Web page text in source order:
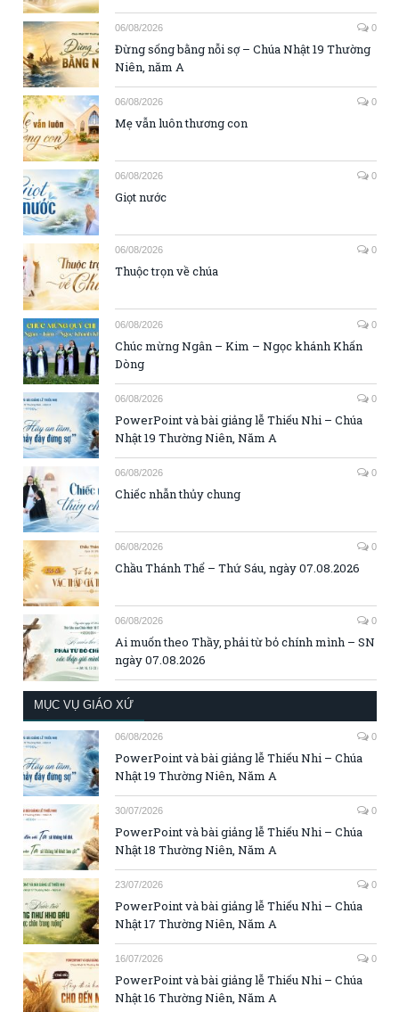
06/08/2026 0
Đừng sống bằng nỗi sợ – Chúa Nhật 19 Thường
Niên, năm A
06/08/2026 0
Mẹ vẫn luôn thương con
06/08/2026 0
Giọt nước
06/08/2026 0
Thuộc trọn về chúa
06/08/2026 0
Chúc mừng Ngân – Kim – Ngọc khánh Khấn
Dòng
06/08/2026 0
PowerPoint và bài giảng lễ Thiếu Nhi – Chúa
Nhật 19 Thường Niên, Năm A
06/08/2026 0
Chiếc nhẫn thủy chung
06/08/2026 0
Chầu Thánh Thể – Thứ Sáu, ngày 07.08.2026
06/08/2026 0
Ai muốn theo Thầy, phải từ bỏ chính mình – SN
ngày 07.08.2026
MỤC VỤ GIÁO XỨ
06/08/2026 0
PowerPoint và bài giảng lễ Thiếu Nhi – Chúa
Nhật 19 Thường Niên, Năm A
30/07/2026 0
PowerPoint và bài giảng lễ Thiếu Nhi – Chúa
Nhật 18 Thường Niên, Năm A
23/07/2026 0
PowerPoint và bài giảng lễ Thiếu Nhi – Chúa
Nhật 17 Thường Niên, Năm A
16/07/2026 0
PowerPoint và bài giảng lễ Thiếu Nhi – Chúa
Nhật 16 Thường Niên, Năm A